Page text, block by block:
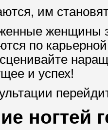
им
женщины
по
и успех!
ногтей